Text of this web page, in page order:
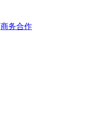
商务合作